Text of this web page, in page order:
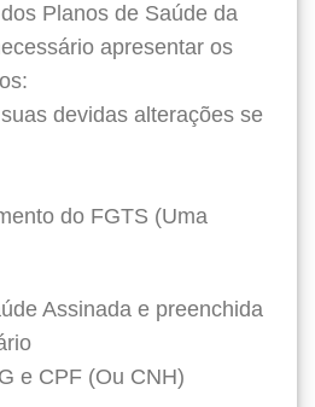
Planos de Saúde da
apresentar os
devidas alterações se
do FGTS (Uma
Assinada e preenchida
e CPF (Ou CNH)